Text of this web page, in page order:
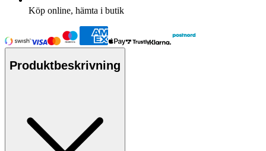
Köp online, hämta i butik
Produktbeskrivning